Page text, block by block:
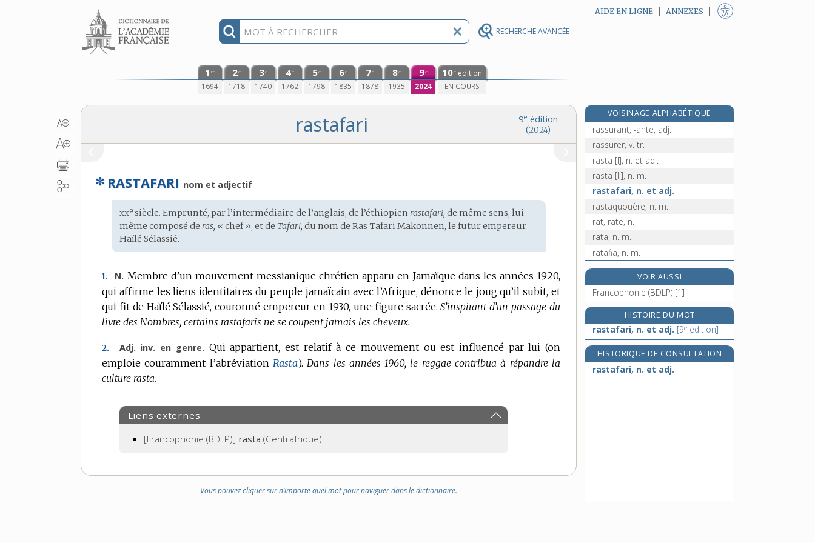
RECHERCHE AVANCÉE
Aller au contenu AIDE EN LIGNE ANNEXES
1 re
1694
2e
1718
3e
1740
4e
1762
5e
1798
6e
1835
7e
1878
8e
1935
9e
2024
10e édition
EN COURS
9e édition
(2024)
rastafari
✻ RASTAFARI nom et adjectif
Étymologie
:
xxe siècle. Emprunté, par l’intermédiaire de l’anglais, de l’éthiopien rastafari, de même sens, lui-
même composé deras, « chef », et de Tafari, dunom de Ras Tafari Makonnen, le futur empereur
Haïlé Sélassié.
1. N. Membre d’un mouvement messianique chrétien apparu en Jamaïque dans les années 1920,
qui affirme les liens identitaires du peuple jamaïcain avec l’Afrique, dénonce le joug qu’il subit, et
qui fit de Haïlé Sélassié, couronné empereur en 1930, une figure sacrée. S’inspirant d’un passage du
livre des Nombres, certains rastafaris ne se coupent jamais les cheveux.
2. Adj. inv. en genre. Qui appartient, est relatif à ce mouvement ou est influencé par lui (on
emploie couramment l’abréviation Rasta). Dans les années 1960, le reggae contribua à répandre la
culture rasta.
Liens externes
[Francophonie (BDLP)] rasta (Centrafrique)
Vous pouvez cliquer sur n’importe quel mot pour naviguer dans le dictionnaire.
VOISINAGE ALPHABÉTIQUE
rassoter, v. tr.
rassurant, -ante, adj.
rassurer, v. tr.
rasta [I], n. et adj.
rasta [II], n. m.
rastafari, n. et adj.
rastaquouère, n. m.
rat, rate, n.
rata, n. m.
ratafia, n. m.
ratage, n. m.
ratan, n. m.[5eédition]
ratanhia, n. m.
rataplan !, interj.
ratapoil, n. m.
VOIR AUSSI
Francophonie (BDLP) [1]
HISTOIRE DU MOT
rastafari, n. et adj. [9e édition]
HISTORIQUE DE CONSULTATION
rastafari, n. et adj.